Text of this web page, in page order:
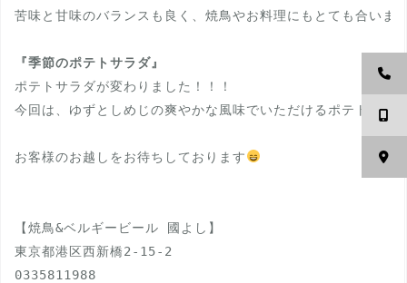
苦味と甘味のバランスも良く、焼鳥やお料理にもとても合いま
『季節のポテトサラダ』
ポテトサラダが変わりました！！！
今回は、ゆずとしめじの爽やかな風味でいただけるポテトサラ
お客様のお越しをお待ちしております
【焼鳥&ベルギービール 國よし】
0335811988